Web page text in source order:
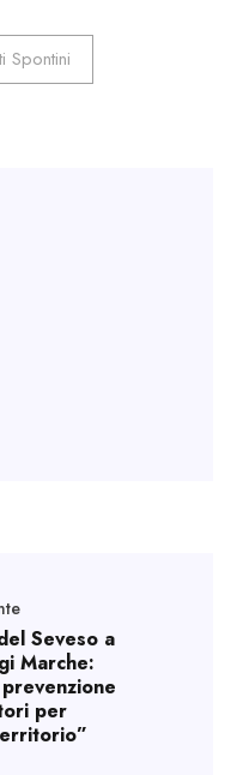
Spontini
Seveso a
Marche:
per